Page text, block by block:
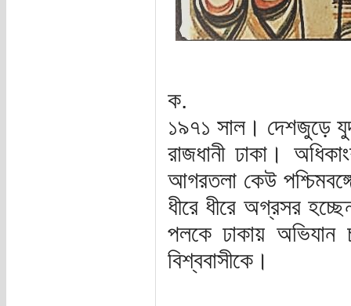
ক.
১৯৭১ সাল। দেশজুড়ে
রাজধানী ঢাকা।
আগরতলা কেউ
ধীরে ধীরে অগ্রসর
পলকে ঢাকায় অভিযান
বিশ্ববাসীকে।